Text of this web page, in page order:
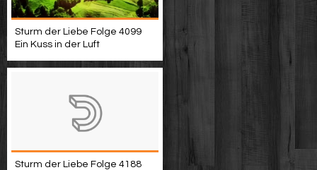
Sturm der Liebe Folge 4099
Ein Kuss in der Luft
Sturm der Liebe Folge 4188